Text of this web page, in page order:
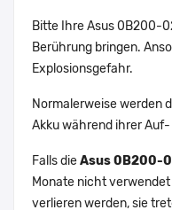
Bitte Ihre Asus 0B200-
Berührung bringen.
Explosionsgefahr.
Normalerweise werden
Akku während ihrer
Falls dieAsus 0B200-
Monate nicht
verlieren werden, sie